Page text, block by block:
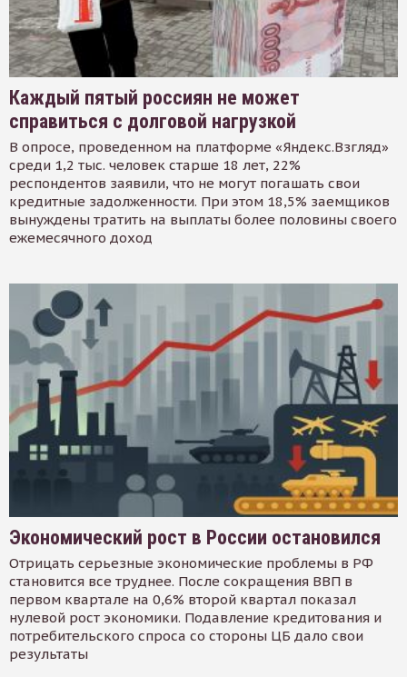
Каждый пятый россиян не может
справиться с долговой нагрузкой
В опросе, проведенном на платформе «Яндекс.Взгляд»
среди 1,2 тыс. человек старше 18 лет, 22%
респондентов заявили, что не могут погашать свои
кредитные задолженности. При этом 18,5% заемщиков
вынуждены тратить на выплаты более половины своего
ежемесячного доход
Экономический рост в России остановился
Отрицать серьезные экономические проблемы в РФ
становится все труднее. После сокращения ВВП в
первом квартале на 0,6% второй квартал показал
нулевой рост экономики. Подавление кредитования и
потребительского спроса со стороны ЦБ дало свои
результаты